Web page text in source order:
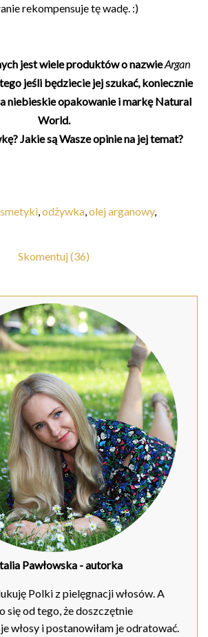
rekompensuje tę wadę. :)
jest wiele produktów o nazwieArgan
jeśli będziecie jej szukać, koniecznie
niebieskie opakowanie i markę Natural
World.
Jakie są Wasze opinie na jej temat?
,odżywka,olej arganowy,
Skomentuj (36)
Pawłowska - autorka
Polki z pielęgnacji włosów. A
się od tego, że doszczętnie
włosy i postanowiłam je odratować.